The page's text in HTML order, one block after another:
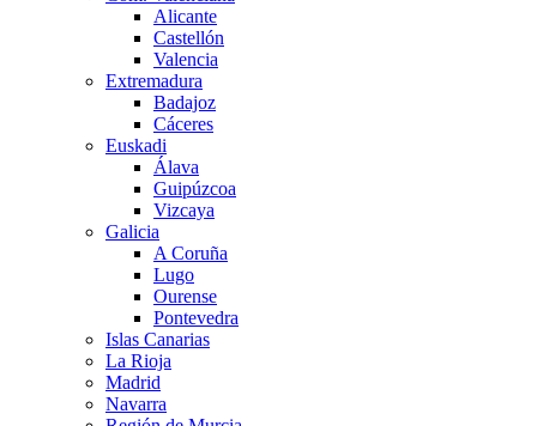
Alicante
Castellón
Valencia
Extremadura
Badajoz
Cáceres
Euskadi
Álava
Guipúzcoa
Vizcaya
Galicia
A Coruña
Lugo
Ourense
Pontevedra
Islas Canarias
La Rioja
Madrid
Navarra